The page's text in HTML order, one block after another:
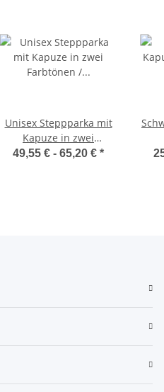
Unisex Steppparka mit
Kapuze in zwei
Farbtönen / Kariban
49,55 € - 65,20 € *